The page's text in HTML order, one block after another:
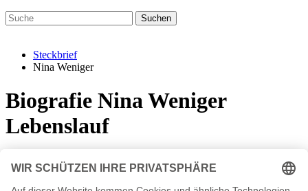
Steckbrief
Nina Weniger
Biografie Nina Weniger
Lebenslauf
1. Dezember 1968
Ihre Ausbildung absolvierte die Schauspielerin an der Hochschule